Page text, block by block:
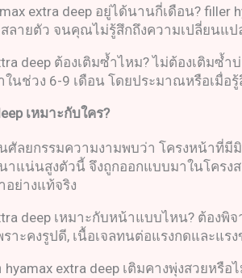
extra deep อยู่ได้นานกี่เดือน?
ลายตัว จนคุณไม่รู้สึกถึงความเปลี่ยนแป
deep ต้องเติมซ้ำไหม? ไม่ต้องเติมซ้
ในช่วง 6-9 เดือน โดยประมาณหรือเมื่อ
เหมาะกับใคร?
ศัลยกรรมความงามพบว่า โครงหน้าที่มี
แน่นสูงตัวนี้ จึงถูกออกแบบมาในโครง
อย่างแท้จริง
deep เหมาะกับหน้าแบบไหน? ต้อ
าะคงรูปดี, เนื้อเจลทนต่อแรงกดและแ
extra deep เติมคางพุ่งสวยห